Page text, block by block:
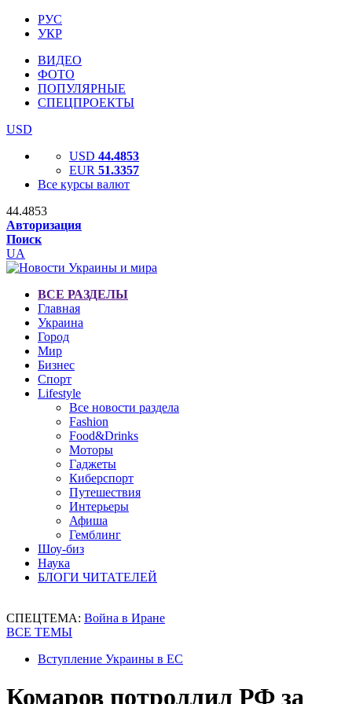
РУС
УКР
ВИДЕО
ФОТО
ПОПУЛЯРНЫЕ
СПЕЦПРОЕКТЫ
USD
USD 44.4853
EUR 51.3357
Все курсы валют
44.4853
Авторизация
Поиск
UA
ВСЕ РАЗДЕЛЫ
Главная
Украина
Город
Мир
Бизнес
Спорт
Lifestyle
Все новости раздела
Fashion
Food&Drinks
Моторы
Гаджеты
Киберспорт
Путешествия
Интерьеры
Афиша
Гемблинг
Шоу-биз
Наука
БЛОГИ ЧИТАТЕЛЕЙ
СПЕЦТЕМА: Война в Иране
ВСЕ ТЕМЫ
Вступление Украины в ЕС
Комаров потроллил РФ за